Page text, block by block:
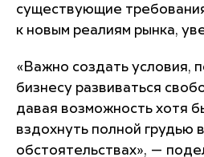
существующие
к новым реалиям рынка,
«Важно создать условия,
бизнесу развиваться
давая возможность хотя
вздохнуть полной грудью
обстоятельствах», —